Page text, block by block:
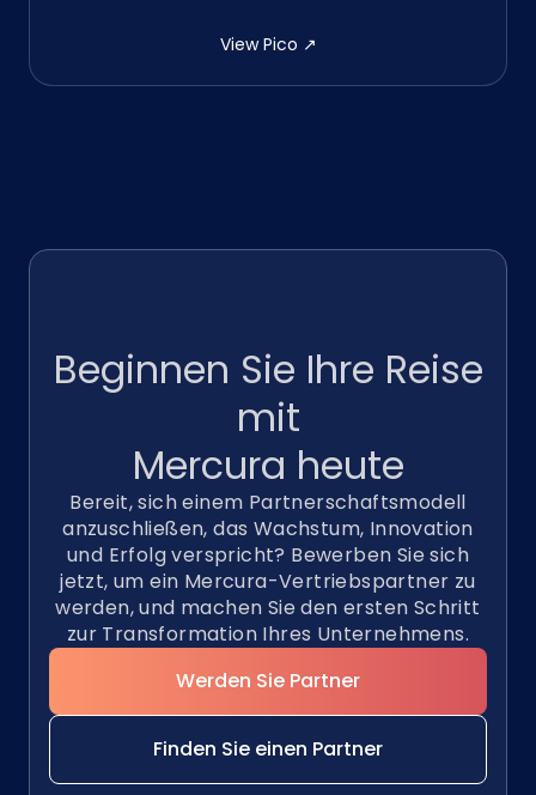
View Pico ↗
Beginnen Sie Ihre Reise
mit
Mercura heute
Bereit, sich einem Partnerschaftsmodell
anzuschließen, das Wachstum, Innovation
und Erfolg verspricht? Bewerben Sie sich
jetzt, um ein Mercura-Vertriebspartner zu
werden, und machen Sie den ersten Schritt
zur Transformation Ihres Unternehmens.
Werden Sie Partner
Finden Sie einen Partner